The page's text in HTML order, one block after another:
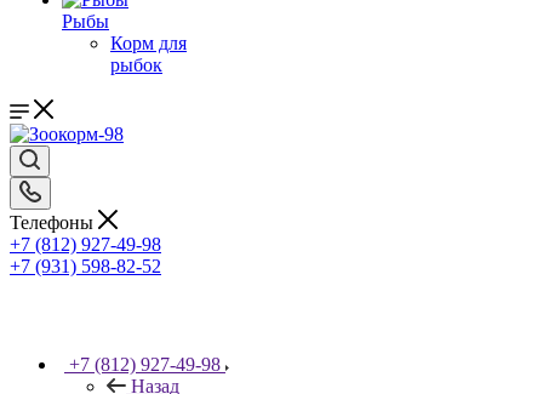
Рыбы
Корм для
рыбок
Телефоны
+7 (812) 927-49-98
+7 (931) 598-82-52
+7 (812) 927-49-98
Назад